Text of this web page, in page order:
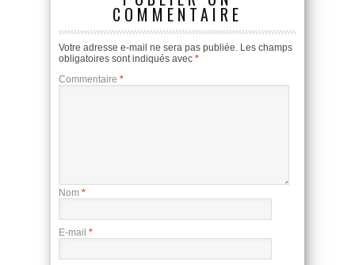
COMMENTAIRE
Votre adresse e-mail ne sera pas publiée. Les champs
obligatoires sont indiqués avec *
Commentaire *
Nom *
E-mail *